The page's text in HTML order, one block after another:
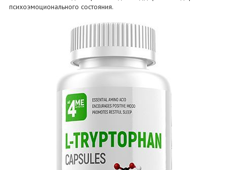
психоэмоционального состояния.